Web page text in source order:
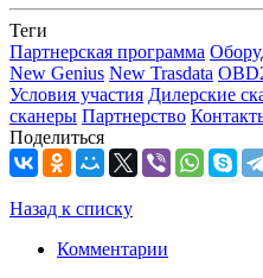
Теги
Партнерская программа
New Genius New Trasdata
Условия участия Дилерские
сканеры Партнерство
Поделиться
Назад к списку
Комментарии